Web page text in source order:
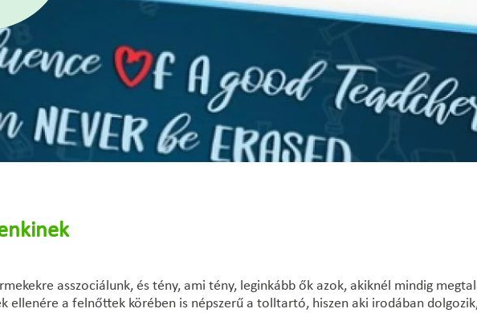
asszociálunk, és tény, ami tény, leginkább ők azok, akiknél mindig
ellenére a felnőttek körében is népszerű a tolltartó, hiszen aki irodában